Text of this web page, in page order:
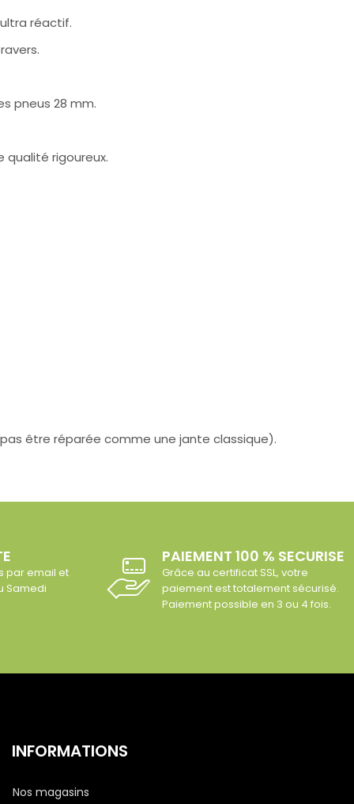
réactif.
pneus 28 mm.
qualité rigoureux.
être réparée comme une jante classique).
par email et
Samedi
PAIEMENT 100 % SECURISE
Grâce au certificat SSL, votre
paiement est totalement sécurisé.
Paiement possible en 3 ou 4 fois.
INFORMATIONS
Nos magasins